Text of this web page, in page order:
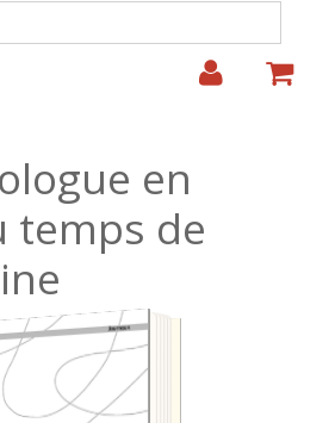
de recherche
en
temps de
25.00€